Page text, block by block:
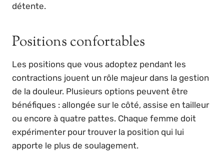
détente.
Positions confortables
Les positions que vous adoptez pendant les
contractions jouent un rôle majeur dans la gestion
de la douleur. Plusieurs options peuvent être
bénéfiques : allongée sur le côté, assise en tailleur
ou encore à quatre pattes. Chaque femme doit
expérimenter pour trouver la position qui lui
apporte le plus de soulagement.